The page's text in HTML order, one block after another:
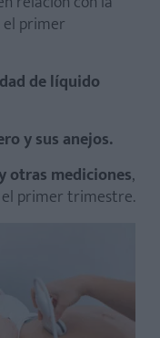
primer
de líquido
y sus anejos.
otras mediciones,
el primer trimestre.